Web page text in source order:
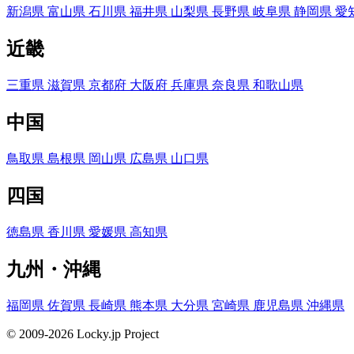
新潟県 富山県 石川県 福井県 山梨県 長野県 岐阜県 静岡県 愛
近畿
三重県 滋賀県 京都府 大阪府 兵庫県 奈良県 和歌山県
中国
鳥取県 島根県 岡山県 広島県 山口県
四国
徳島県 香川県 愛媛県 高知県
九州・沖縄
福岡県 佐賀県 長崎県 熊本県 大分県 宮崎県 鹿児島県 沖縄県
© 2009-2026 Locky.jp Project